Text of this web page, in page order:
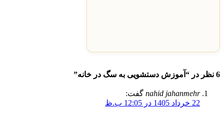
6 نظر در “ آموزش دستشویی به سگ در خانه”
nahid jahanmehr گفت:
22 خرداد 1405 در 12:05 ب.ظ